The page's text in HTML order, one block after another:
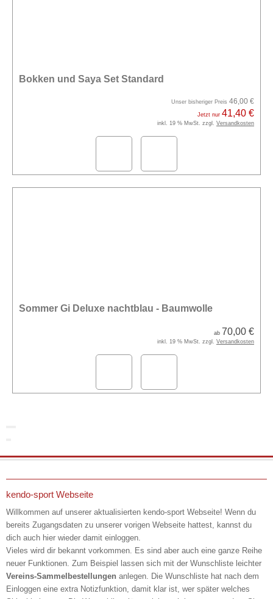
Bokken und Saya Set Standard
Unser bisheriger Preis 46,00 €
Jetzt nur 41,40 €
inkl. 19 % MwSt. zzgl. Versandkosten
Sommer Gi Deluxe nachtblau - Baumwolle
ab 70,00 €
inkl. 19 % MwSt. zzgl. Versandkosten
kendo-sport Webseite
Willkommen auf unserer aktualisierten kendo-sport Webseite! Wenn du
bereits Zugangsdaten zu unserer vorigen Webseite hattest, kannst du
dich auch hier wieder damit einloggen.
Vieles wird dir bekannt vorkommen. Es sind aber auch eine ganze Reihe
neuer Funktionen. Zum Beispiel lassen sich mit der Wunschliste leichter
Vereins-Sammelbestellungen anlegen. Die Wunschliste hat nach dem
Einloggen eine extra Notizfunktion, damit klar ist, wer später welches